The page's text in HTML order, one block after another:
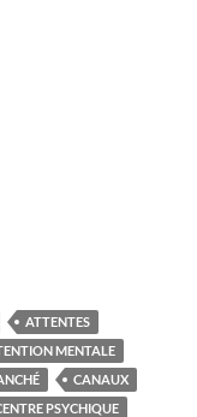
ATTENTES
MENTALE
CANAUX
PSYCHIQUE